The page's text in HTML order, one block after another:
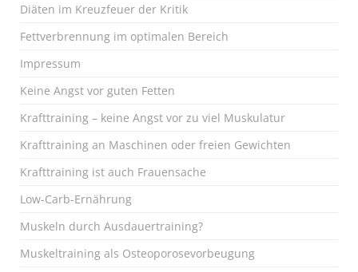
Diäten im Kreuzfeuer der Kritik
Fettverbrennung im optimalen Bereich
Impressum
Keine Angst vor guten Fetten
Krafttraining – keine Angst vor zu viel Muskulatur
Krafttraining an Maschinen oder freien Gewichten
Krafttraining ist auch Frauensache
Low-Carb-Ernährung
Muskeln durch Ausdauertraining?
Muskeltraining als Osteoporosevorbeugung